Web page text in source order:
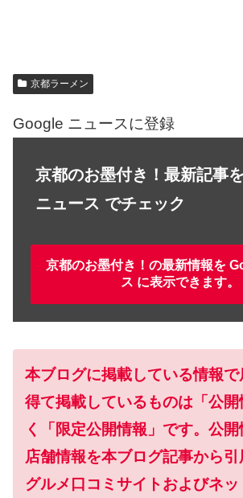
京都ラーメン
Google ニュースに登録
京都のお墨付き！最新記事
ニュース でチェック
京都のお墨付き！の最新情報を
ス に表示できます。
本ブログに掲載している情報
得て掲載しているものは「公
く「限定公開情報」です。公
店舗情報を本ブログ記事から
グルメ口コミサイトおよびネ